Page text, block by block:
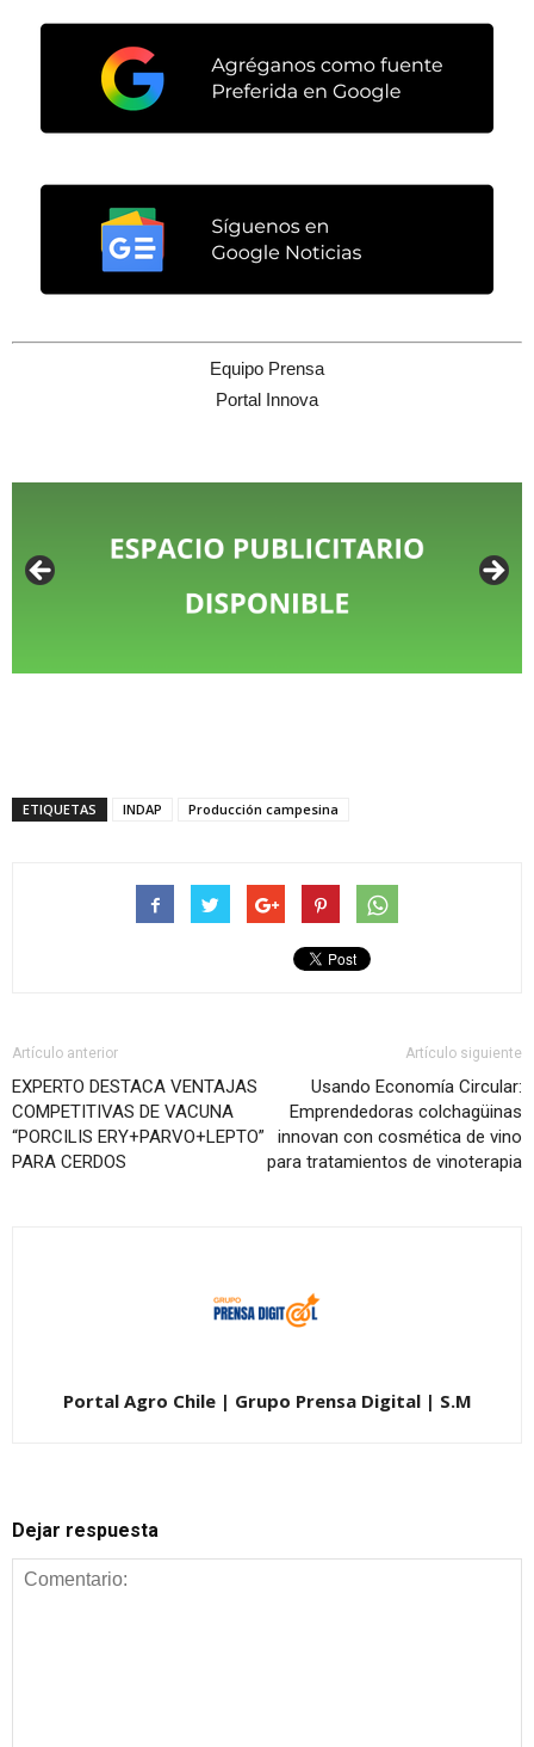
Equipo Prensa
Portal Innova
ETIQUETAS INDAP Producción campesina
Artículo anterior
EXPERTO DESTACA VENTAJAS
COMPETITIVAS DE VACUNA
“PORCILIS ERY+PARVO+LEPTO”
PARA CERDOS
Artículo siguiente
Usando Economía Circular:
Emprendedoras colchagüinas
innovan con cosmética de vino
para tratamientos de vinoterapia
Portal Agro Chile | Grupo Prensa Digital | S.M
Dejar respuesta